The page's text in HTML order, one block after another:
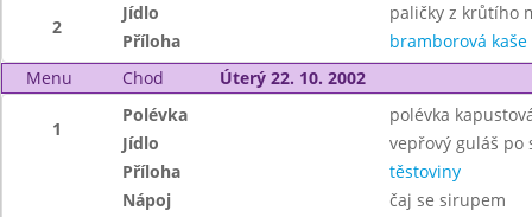
2
Jídlo
paličky z krůtího
Příloha
bramborová kaše
Menu
Chod Úterý 22. 10. 2002
1
Polévka
polévka
Jídlo
vepřový guláš po
Příloha
těstoviny
Nápoj
čaj se sirupem